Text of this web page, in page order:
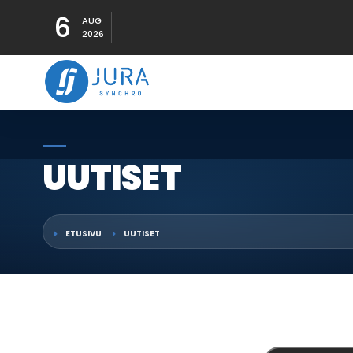
6
AUG
2026
UUTISET
ETUSIVU UUTISET